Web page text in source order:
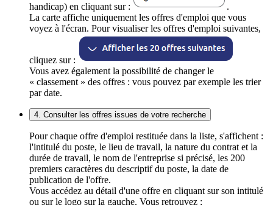
handicap) en cliquant sur :
.
La carte affiche uniquement les offres d'emploi que vous
voyez à l'écran. Pour visualiser les offres d'emploi suivantes,
cliquez sur :
Vous avez également la possibilité de changer le
« classement » des offres : vous pouvez par exemple les trier
par date.
4. Consulter les offres issues de votre recherche
Pour chaque offre d'emploi restituée dans la liste, s'affichent :
l'intitulé du poste, le lieu de travail, la nature du contrat et la
durée de travail, le nom de l'entreprise si précisé, les 200
premiers caractères du descriptif du poste, la date de
publication de l'offre.
Vous accédez au détail d'une offre en cliquant sur son intitulé
ou sur le logo sur la gauche. Vous retrouvez :